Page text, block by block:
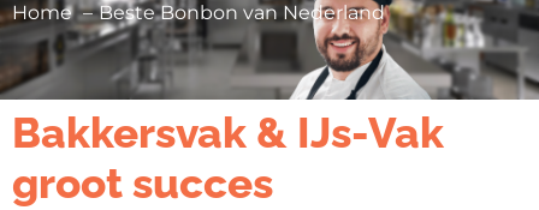
Home Beste Bonbon van Nederland
Persbericht |
Jubileumeditie
Bakkersvak & IJs-Vak
groot succes